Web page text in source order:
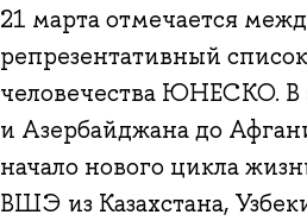
21 марта отмечается
репрезентативный
человечества ЮНЕСКО. В
и Азербайджана до
начало нового цикла
ВШЭ из Казахстана,